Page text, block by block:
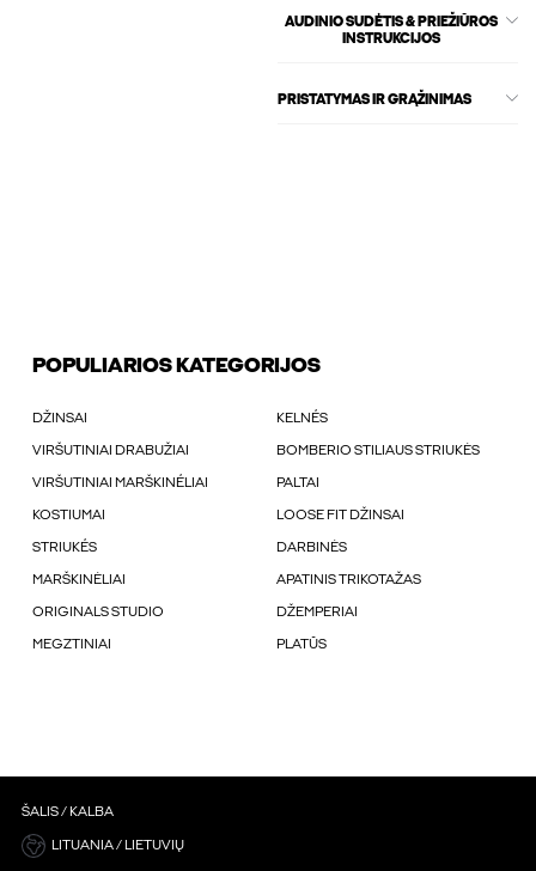
AUDINIO SUDĖTIS & PRIEŽIŪROS
INSTRUKCIJOS
PRISTATYMAS IR GRĄŽINIMAS
POPULIARIOS KATEGORIJOS
DŽINSAI KELNÉS
VIRŠUTINIAI DRABUŽIAI BOMBERIO STILIAUS STRIUKĖS
VIRŠUTINIAI MARŠKINÉLIAI PALTAI
KOSTIUMAI LOOSE FIT DŽINSAI
STRIUKÉS DARBINĖS
MARŠKINĖLIAI APATINIS TRIKOTAŽAS
ORIGINALS STUDIO DŽEMPERIAI
MEGZTINIAI PLATŪS
ŠALIS / KALBA
LITUANIA / LIETUVIŲ